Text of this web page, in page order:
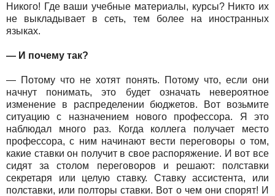
Никого! Где ваши учебные материалы, курсы? Никто их
не выкладывает в сеть, тем более на иностранных
языках.
— И почему так?
— Потому что не хотят понять. Потому что, если они
начнут понимать, это будет означать невероятное
изменение в распределении бюджетов. Вот возьмите
ситуацию с назначением нового профессора. Я это
наблюдал много раз. Когда коллега получает место
профессора, с ним начинают вести переговоры о том,
какие ставки он получит в свое распоряжение. И вот все
сидят за столом переговоров и решают: полставки
секретаря или целую ставку. Ставку ассистента, или
полставки, или полторы ставки. Вот о чем они спорят! И